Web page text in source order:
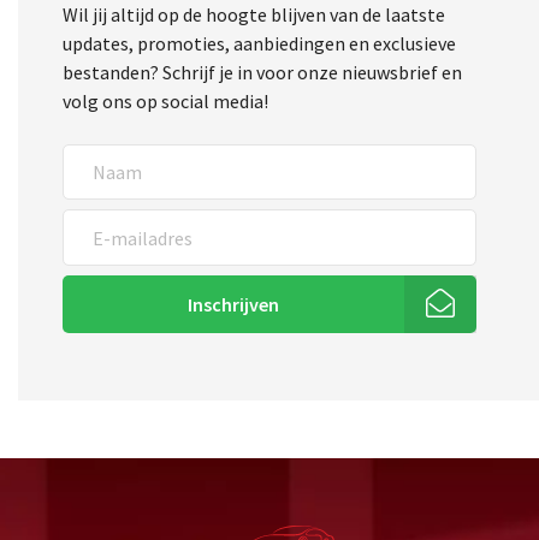
Wil jij altijd op de hoogte blijven van de laatste
updates, promoties, aanbiedingen en exclusieve
bestanden? Schrijf je in voor onze nieuwsbrief en
volg ons op social media!
Inschrijven